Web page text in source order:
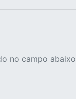
no campo abaixo